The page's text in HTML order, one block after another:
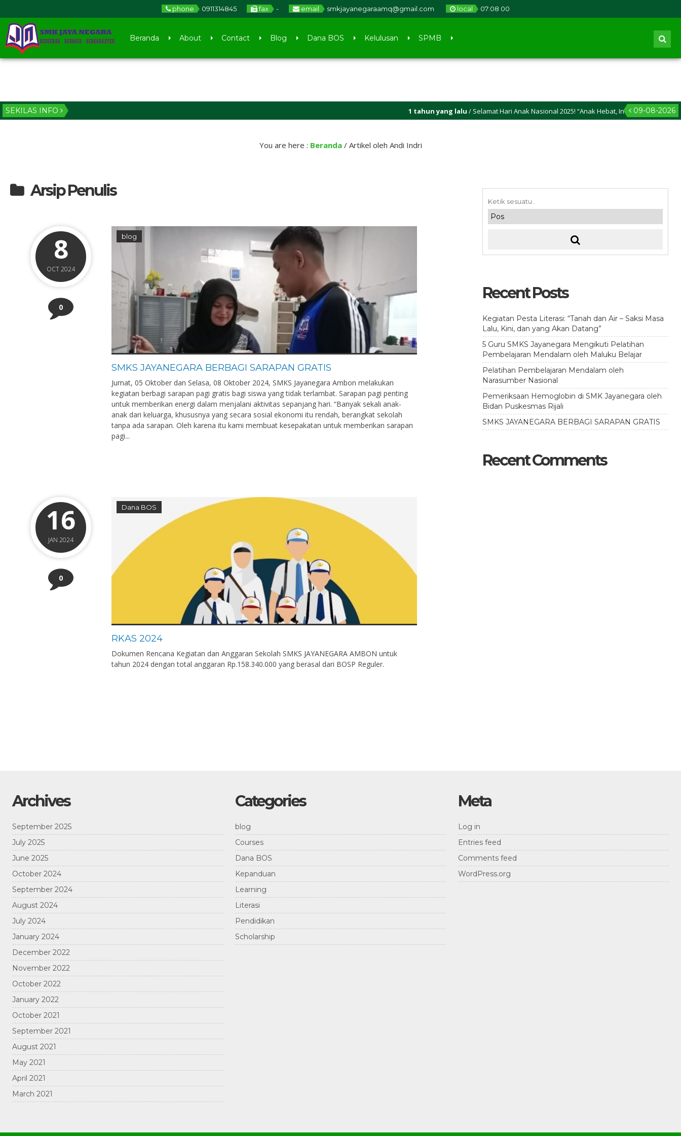
phone 0911314845 fax - email smkjayanegaraamq@gmail.com local 07:08 00
Beranda About Contact Blog Dana BOS Kelulusan SPMB
SEKILAS INFO 09-08-2026
1 tahun yang lalu/ Selamat Hari Anak Nasional 2025! “Anak Hebat, Indonesia Kuat Menuju
You are here : Beranda/ Artikel oleh Andi Indri
Arsip Penulis
8
OCT 2024
0
blog
SMKS JAYANEGARA BERBAGI SARAPAN GRATIS
Jumat, 05 Oktober dan Selasa, 08 Oktober 2024, SMKS Jayanegara Ambon melakukan
kegiatan berbagi sarapan pagi gratis bagi siswa yang tidak terlambat. Sarapan pagi penting
untuk memberikan energi dalam menjalani aktivitas sepanjang hari. “Banyak sekali anak-
anak dari keluarga, khususnya yang secara sosial ekonomi itu rendah, berangkat sekolah
tanpa ada sarapan. Oleh karena itu kami membuat kesepakatan untuk memberikan sarapan
pagi...
16
JAN 2024
0
Dana BOS
RKAS 2024
Dokumen Rencana Kegiatan dan Anggaran Sekolah SMKS JAYANEGARA AMBON untuk
tahun 2024 dengan total anggaran Rp.158.340.000 yang berasal dari BOSP Reguler.
Recent Posts
Kegiatan Pesta Literasi: “Tanah dan Air – Saksi Masa
Lalu, Kini, dan yang Akan Datang”
5 Guru SMKS Jayanegara Mengikuti Pelatihan
Pembelajaran Mendalam oleh Maluku Belajar
Pelatihan Pembelajaran Mendalam oleh
Narasumber Nasional
Pemeriksaan Hemoglobin di SMK Jayanegara oleh
Bidan Puskesmas Rijali
SMKS JAYANEGARA BERBAGI SARAPAN GRATIS
Recent Comments
Archives
September 2025
July 2025
June 2025
October 2024
September 2024
August 2024
July 2024
January 2024
December 2022
November 2022
October 2022
January 2022
October 2021
September 2021
August 2021
May 2021
April 2021
March 2021
Categories
blog
Courses
Dana BOS
Kepanduan
Learning
Literasi
Pendidikan
Scholarship
Meta
Log in
Entries feed
Comments feed
WordPress.org